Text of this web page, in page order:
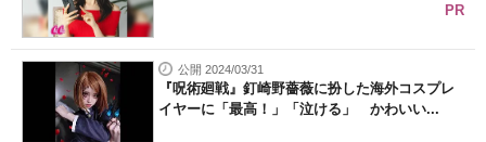
PR
公開 2024/03/31
『呪術廻戦』釘崎野薔薇に扮した海外コスプレ
イヤーに「最高！」「泣ける」 かわいい...